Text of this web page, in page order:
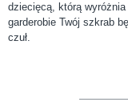
dziecięcą, którą
garderobie Twój szkrab
czuł.